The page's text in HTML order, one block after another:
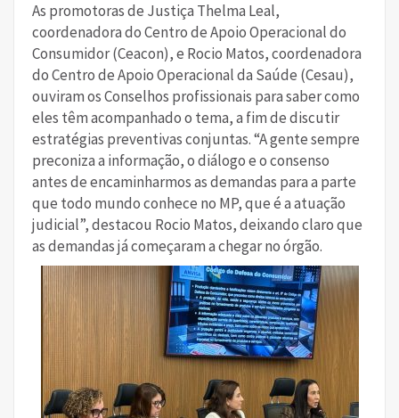
As promotoras de Justiça Thelma Leal,
coordenadora do Centro de Apoio Operacional do
Consumidor (Ceacon), e Rocio Matos, coordenadora
do Centro de Apoio Operacional da Saúde (Cesau),
ouviram os Conselhos profissionais para saber como
eles têm acompanhado o tema, a fim de discutir
estratégias preventivas conjuntas. “A gente sempre
preconiza a informação, o diálogo e o consenso
antes de encaminharmos as demandas para a parte
que todo mundo conhece no MP, que é a atuação
judicial”, destacou Rocio Matos, deixando claro que
as demandas já começaram a chegar no órgão.